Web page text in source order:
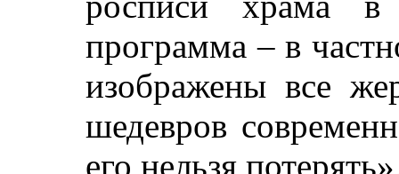
программа – в
изображены все
шедевров
его нельзя